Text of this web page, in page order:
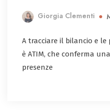
Giorgia Clementi
A tracciare il bilancio e
è ATIM, che conferma
presenze